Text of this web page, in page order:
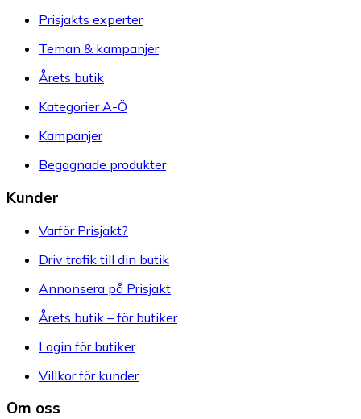
Prisjakts experter
Teman & kampanjer
Årets butik
Kategorier A-Ö
Kampanjer
Begagnade produkter
Kunder
Varför Prisjakt?
Driv trafik till din butik
Annonsera på Prisjakt
Årets butik – för butiker
Login för butiker
Villkor för kunder
Om oss